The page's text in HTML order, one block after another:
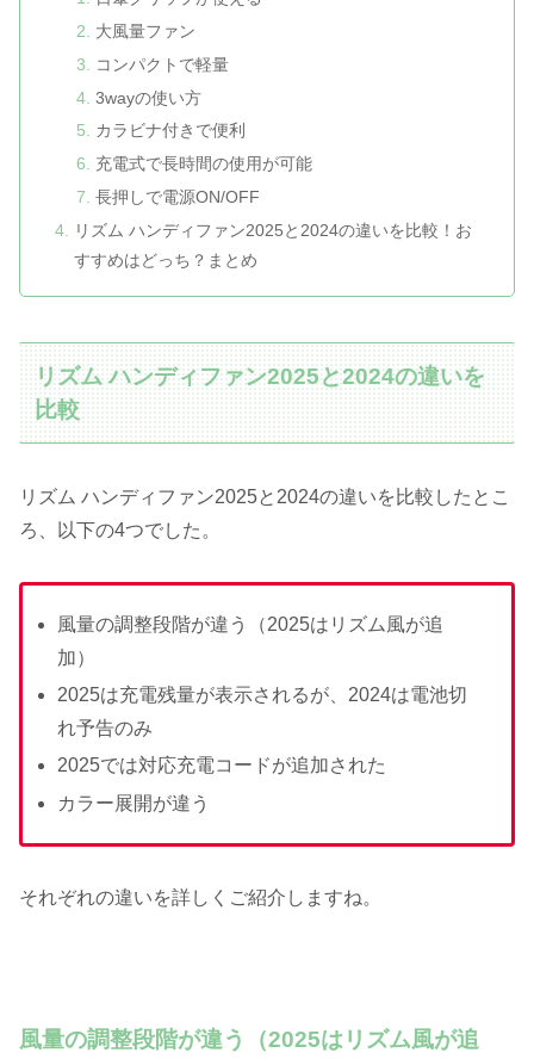
大風量ファン
コンパクトで軽量
3wayの使い方
カラビナ付きで便利
充電式で長時間の使用が可能
長押しで電源ON/OFF
リズム ハンディファン2025と2024の違いを比較！お
すすめはどっち？まとめ
リズム ハンディファン2025と2024の違いを
比較
リズム ハンディファン2025と2024の違いを比較したとこ
ろ、以下の4つでした。
風量の調整段階が違う（2025はリズム風が追
加）
2025は充電残量が表示されるが、2024は電池切
れ予告のみ
2025では対応充電コードが追加された
カラー展開が違う
それぞれの違いを詳しくご紹介しますね。
風量の調整段階が違う（2025はリズム風が追